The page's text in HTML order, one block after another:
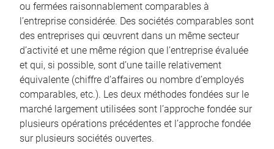
ou fermées raisonnablement comparables à
l’entreprise considérée. Des sociétés comparables sont
des entreprises qui œuvrent dans un même secteur
d’activité et une même région que l’entreprise évaluée
et qui, si possible, sont d’une taille relativement
équivalente (chiffre d’affaires ou nombre d’employés
comparables, etc.). Les deux méthodes fondées sur le
marché largement utilisées sont l’approche fondée sur
plusieurs opérations précédentes et l’approche fondée
sur plusieurs sociétés ouvertes.